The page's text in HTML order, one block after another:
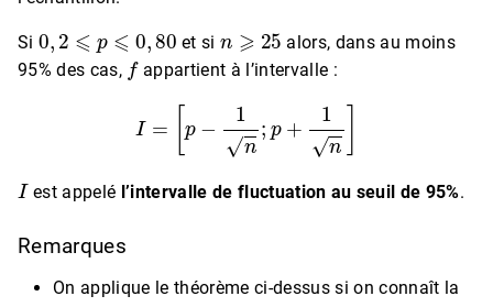
Si
0 2 p 0 80
et si
⩾ 25
alors, dans au moins
95% des cas,
f
appartient à l’intervalle :
I 1n
I
est appelé l’intervalle de fluctuation au seuil de 95%.
Remarques
On applique le théorème ci-dessus si on connaît la
p